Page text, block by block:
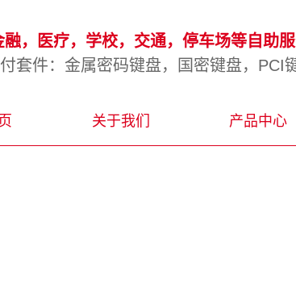
融，医疗，学校，交通，停车场等自助
套件：金属密码键盘，国密键盘，PCI
关于我们 产品中心